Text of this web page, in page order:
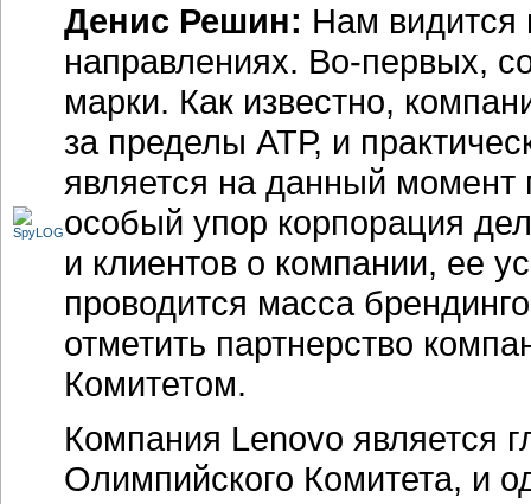
Денис Решин: Нам видится
направлениях. Во-первых,
марки. Как известно,
за пределы АТР, и
является на данный
особый упор корпорация
и клиентов о компании, ее
проводится масса
отметить партнерство
Комитетом.
Компания Lenovo является
Олимпийского Комитета, и